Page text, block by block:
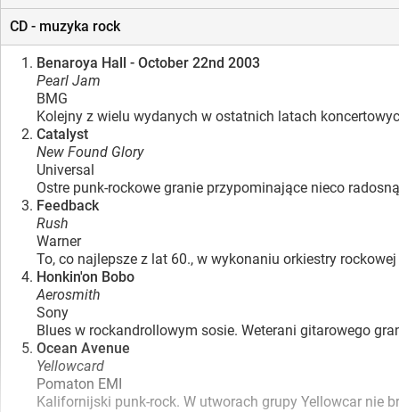
CD - muzyka rock
Benaroya Hall - October 22nd 2003
Pearl Jam
BMG
Kolejny z wielu wydanych w ostatnich latach
Catalyst
New Found Glory
Universal
Ostre punk-rockowe granie przypominające nieco
Feedback
Rush
Warner
To, co najlepsze z lat 60., w wykonaniu orkiestry
Honkin'on Bobo
Aerosmith
Sony
Blues w rockandrollowym sosie. Weterani gitarowego
Ocean Avenue
Yellowcard
Pomaton EMI
Kalifornijski punk-rock. W utworach grupy Yellowcar nie